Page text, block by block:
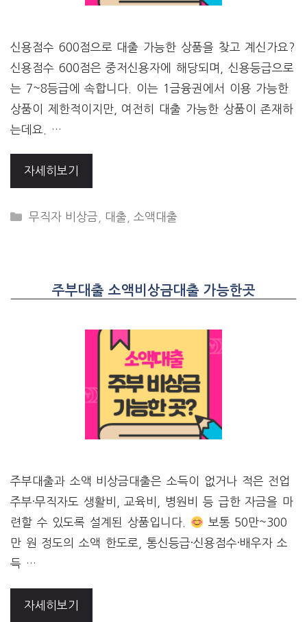
신용점수 600점으로 대출 가능한 상품을 찾고 계신가요?
신용점수 600점은 중저신용자에 해당되며, 신용등급으로
는 7~8등급에 속합니다. 이는 1금융권에서 이용 가능한
상품이 제한적이지만, 여전히 대출 가능한 상품이 존재하
는데요. …
자세히보기
CATEGORIES
무직자 비상금 대출 소액대출
주부대출 소액비상금대출 가능한곳
주부대출과 소액 비상금대출은 소득이 없거나 적은 전업
주부·무직자도 생활비, 교육비, 병원비 등 급한 자금을 마
련할 수 있도록 설계된 상품입니다.
보통 50만~300
만 원 정도의 소액 한도로, 통신등급·신용점수·배우자 소
득 …
자세히보기